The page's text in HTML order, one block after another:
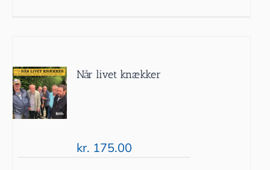
Når livet knækker
kr. 175.00